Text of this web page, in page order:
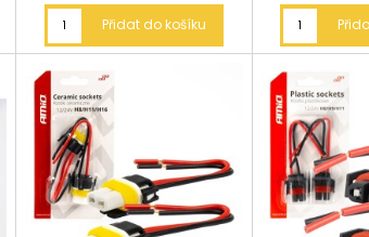
Přidat do košíku